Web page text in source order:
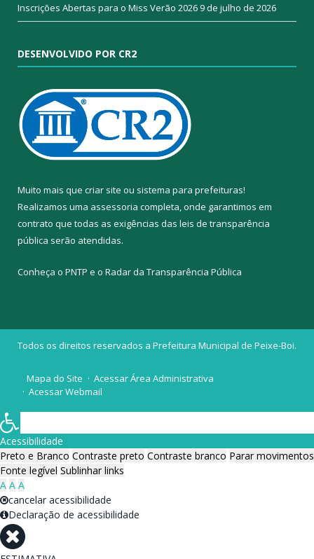
Inscrições Abertas para o Miss Verão 20269 de julho de 2026
DESENVOLVIDO POR CR2
Muito mais que criar site ou sistema para prefeituras!
Realizamos uma assessoria completa, onde garantimos em
contrato que todas as exigências das leis de transparência
pública serão atendidas.
Conheça o PNTP e o Radar da Transparência Pública
Todos os direitos reservados a Prefeitura Municipal de Peixe-Boi.
Mapa do Site
Acessar Área Administrativa
Acessar Webmail
Acessibilidade
Preto e Branco Contraste preto Contraste branco Parar movimentos
Fonte legível Sublinhar links
A A A
cancelar acessibilidade
Declaração de acessibilidade